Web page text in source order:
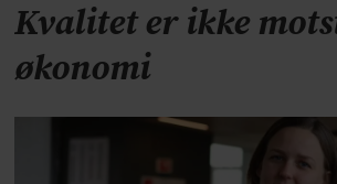
Kvalitet er ikke
økonomi